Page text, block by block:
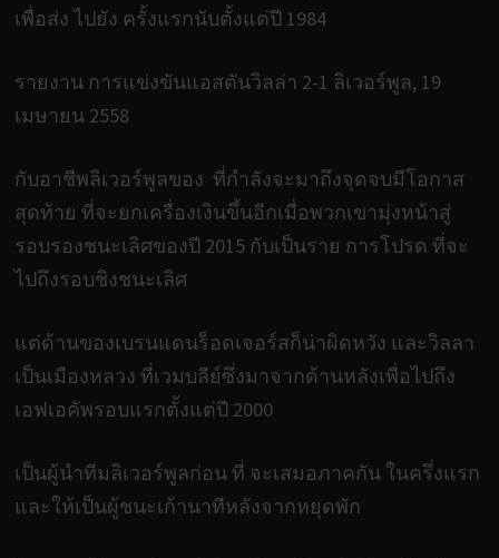
เพื่อส่ง ไปยัง ครั้งแรกนับตั้งแต่ปี 1984
รายงาน การแข่งขันแอสตันวิลล่า 2-1 ลิเวอร์พูล, 19
เมษายน 2558
กับอาชีพลิเวอร์พูลของ ที่กำลังจะมาถึงจุดจบมีโอกาส
สุดท้าย ที่จะยกเครื่องเงินขึ้นอีกเมื่อพวกเขามุ่งหน้าสู่
รอบรองชนะเลิศของปี 2015 กับเป็นราย การโปรด ที่จะ
ไปถึงรอบชิงชนะเลิศ
แต่ด้านของเบรนแดนร็อดเจอร์สก็น่าผิดหวัง และวิลลา
เป็นเมืองหลวง ที่เวมบลีย์ซึ่งมาจากด้านหลังเพื่อไปถึง
เอฟเอคัพรอบแรกตั้งแต่ปี 2000
เป็นผู้นำทีมลิเวอร์พูลก่อน ที่ จะเสมอภาคกัน ในครึ่งแรก
และให้เป็นผู้ชนะเก้านาทีหลังจากหยุดพัก